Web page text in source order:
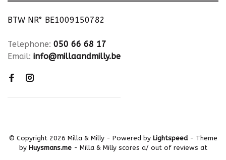
BTW NR° BE1009150782
Telephone: 050 66 68 17
Email: info@millaandmilly.be
© Copyright 2026 Milla & Milly - Powered by Lightspeed- Theme
by Huysmans.me - Milla & Milly scores a/ out of reviews at